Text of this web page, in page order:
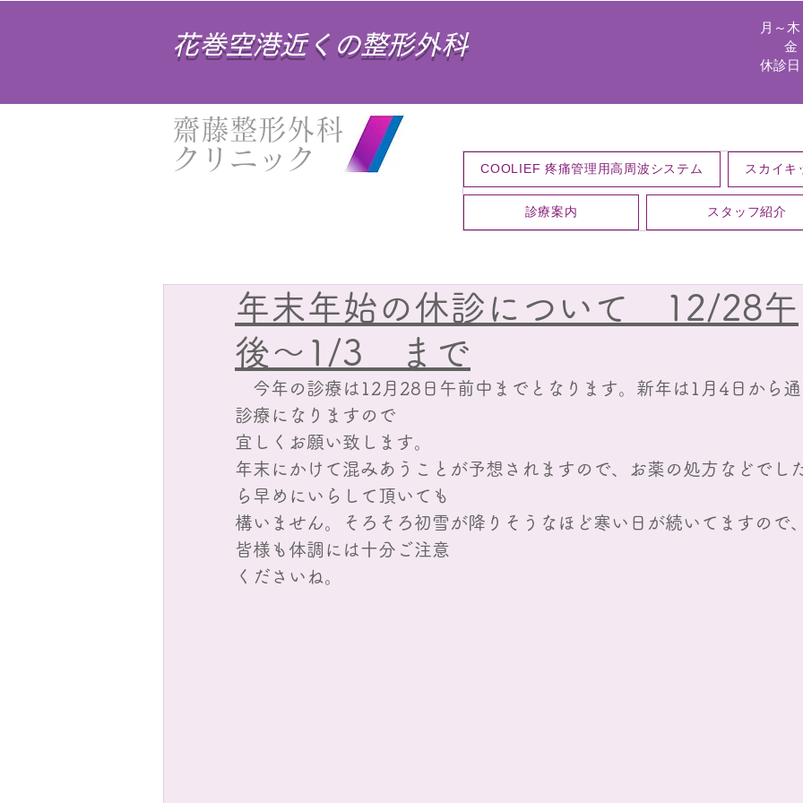
花巻空港近くの整形外科
月～
金
休診
齋藤整形外科
クリニック
COOLIEF 疼痛管理用高周波システム スカイキ
診療案内 スタッフ紹介
年末年始の休診について 12/28午
後～1/3 まで
今年の診療は12月28日午前中までとなります。新年は1月4日から
診療になりますので
宜しくお願い致します。
年末にかけて混みあうことが予想されますので、お薬の処方などでし
ら早めにいらして頂いても
構いません。そろそろ初雪が降りそうなほど寒い日が続いてますので
皆様も体調には十分ご注意
くださいね。